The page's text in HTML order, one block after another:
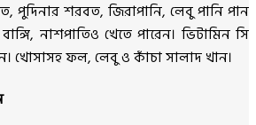
শরবত, জিরাপানি, লেবু পানি পান
নাশপাতিও খেতে পারেন। ভিটামিন সি
খোসাসহ ফল, লেবু ও কাঁচা সালাদ খান।